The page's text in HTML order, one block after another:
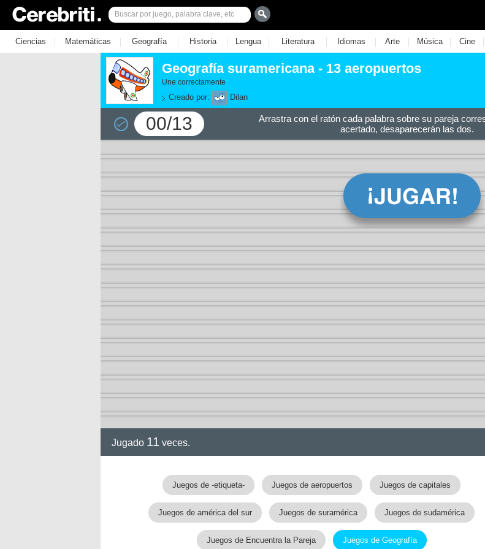
Ciencias | Matemáticas | Geografía | Historia | Lengua | Literatura | Idiomas | Arte | Música | Cine |
Geografía suramericana - 13 aeropuertos
Une correctamente
Creado por: Dilan
00/13
Arrastra con el ratón cada palabra sobre su pareja
acertado, desaparecerán las dos.
Jugado 11 veces.
Juegos de -etiqueta- Juegos de aeropuertos Juegos de capitales
Juegos de américa del sur Juegos de suramérica Juegos de sudamérica
Juegos de Encuentra la Pareja Juegos de Geografía